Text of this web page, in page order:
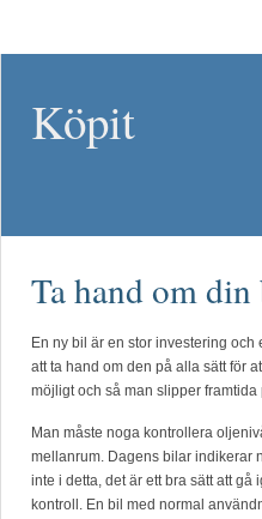
Köpit
Ta hand om
En ny bil är en stor investering
att ta hand om den på alla sätt för
möjligt och så man slipper framtida
Man måste noga kontrollera
mellanrum. Dagens bilar indikerar
inte i detta, det är ett bra sätt att
kontroll. En bil med normal